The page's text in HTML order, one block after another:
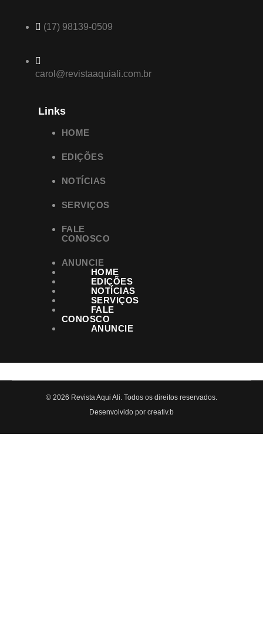
(17) 98139-0509
carol@revistaaquiali.com.br
Links
HOME
EDIÇÕES
NOTÍCIAS
SERVIÇOS
FALE
CONOSCO
ANUNCIE
HOME
EDIÇÕES
NOTÍCIAS
SERVIÇOS
FALE
CONOSCO
ANUNCIE
© 2026 Revista Aqui Ali. Todos os direitos reservados.
Desenvolvido por creativ.b